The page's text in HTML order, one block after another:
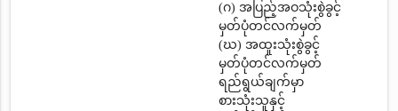
(ဂ) အပြည့်အဝသုံးစွဲခွင့်
မှတ်ပုံတင်လက်မှတ်
(ဃ) အထူးသုံးစွဲခွင့်
မှတ်ပုံတင်လက်မှတ်
ရည်ရွယ်ချက်မှာ
စားသုံးသူနှင့်